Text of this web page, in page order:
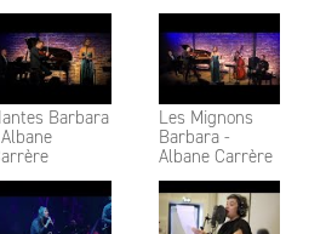
Barbara
Les Mignons
Barbara -
Albane Carrère